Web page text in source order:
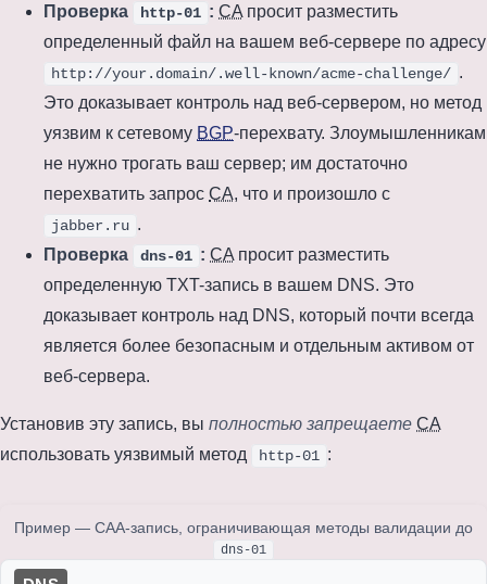
Проверка http-01 : CA просит разместить
определенный файл на вашем веб-сервере по адресу
http://your.domain/.well-known/acme-challenge/ .
Это доказывает контроль над веб-сервером, но метод
уязвим к сетевому BGP-перехвату. Злоумышленникам
не нужно трогать ваш сервер; им достаточно
перехватить запрос CA, что и произошло с
jabber.ru .
Проверка
dns-01 : CA просит разместить
определенную TXT-запись в вашем DNS. Это
доказывает контроль над DNS, который почти всегда
является более безопасным и отдельным активом от
веб-сервера.
Установив эту запись, вы полностью запрещаете CA
использовать уязвимый метод
http-01 :
Пример — CAA-запись, ограничивающая методы валидации до
dns-01